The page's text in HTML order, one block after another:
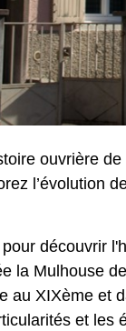
ouvrière
l’évolution
découvrir
la Mulhouse
au XIXème et
et les